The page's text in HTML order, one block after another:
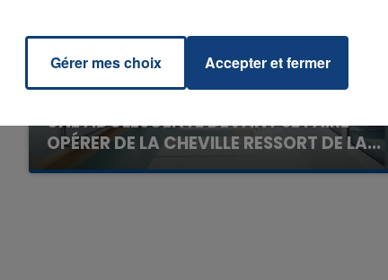
UNE ADOLESCENTE DEVANT SE FAIRE
OPÉRER DE LA CHEVILLE RESSORT DE LA...
La famille a porté plainte contre la clinique qui a
Gérer mes choix Accepter et fermer